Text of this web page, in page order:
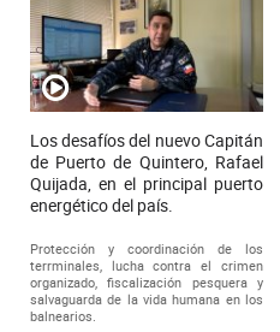
Los desafíos del nuevo Capitán
de Puerto de Quintero, Rafael
Quijada, en el principal puerto
energético del país.
Protección y coordinación de los
terrminales, lucha contra el crimen
organizado, fiscalización pesquera y
salvaguarda de la vida humana en los
balnearios.